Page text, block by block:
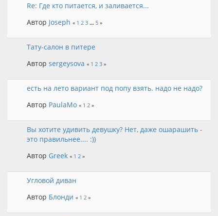
Re: Где кто питается, и заливается...
Автор Joseph « 1 2 3 ... 5 »
Тату-салон в питере
Автор sergeysova « 1 2 3 »
есть на лето вариант под попу взять. надо не надо?
Автор PaulaMo « 1 2 »
Вы хотите удивить девушку? Нет, даже ошарашить -
это правильнее.... :))
Автор Greek « 1 2 »
Угловой диван
Автор Блонди « 1 2 »